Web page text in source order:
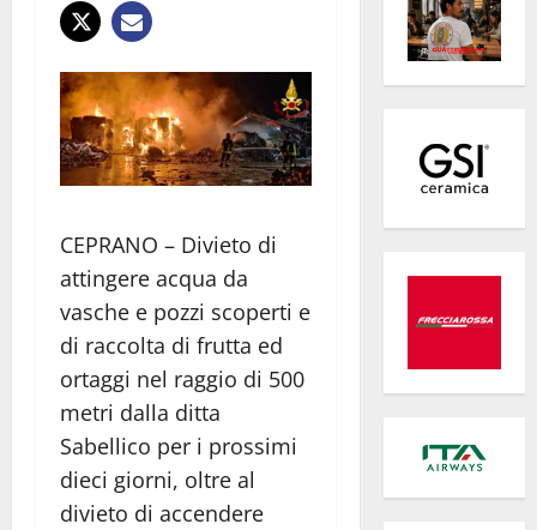
CEPRANO – Divieto di
attingere acqua da
vasche e pozzi scoperti e
di raccolta di frutta ed
ortaggi nel raggio di 500
metri dalla ditta
Sabellico per i prossimi
dieci giorni, oltre al
divieto di accendere